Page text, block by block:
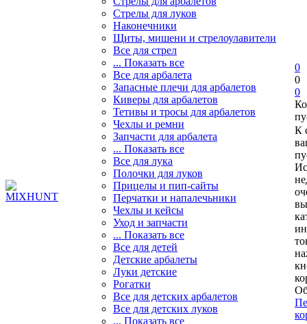
Стрелы для луков
Наконечники
Щиты, мишени и стрелоулавители
Все для стрел
... Показать все
Все для арбалета
Запасные плечи для арбалетов
Киверы для арбалетов
Тетивы и тросы для арбалетов
Чехлы и ремни
Запчасти для арбалета
... Показать все
Все для лука
Полочки для луков
Прицелы и пип-сайты
Перчатки и напалечьники
Чехлы и кейсы
Уход и запчасти
... Показать все
Все для детей
Детские арбалеты
Луки детские
Рогатки
Все для детских арбалетов
Все для детских луков
... Показать все
0
0
0
К